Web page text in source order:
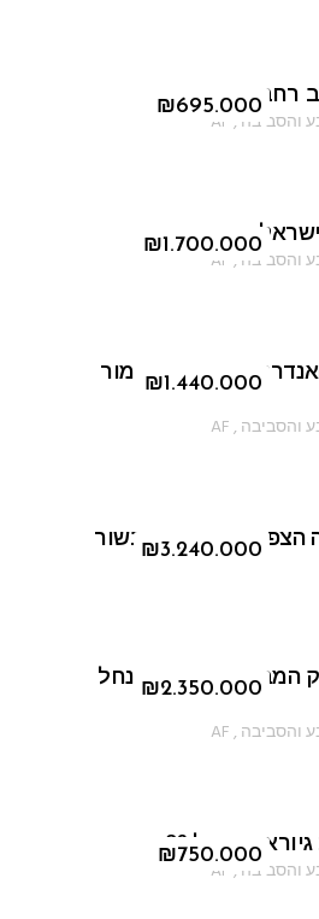
₪695.000
רחבת הרב קוק
והסביבה ,
AF
₪1.700.000
והסביבה ,
AF
₪1.440.000
ברחוב נתן מור
והסביבה ,
AF
₪3.240.000
הצפונית ברחוב הבשור
₪2.350.000
המבוקשת ברחוב נחל
והסביבה ,
AF
₪750.000
יוספטל 26
והסביבה ,
AF